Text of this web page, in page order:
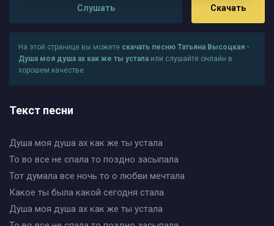
Слушать Скачать
На этой странице вы можете скачать песню Татьяна Высоцкая -
Душа моя душа ах как же ты устала или слушайте онлайн в
хорошем качестве
Текст песни
Душа моя душа ах как же ты устала
То во все не спала то поздно засыпала
Тот думала все ночь то о любви мечтала
Какое ты была какой сегодня стала
Душа моя душа ах как же ты устала